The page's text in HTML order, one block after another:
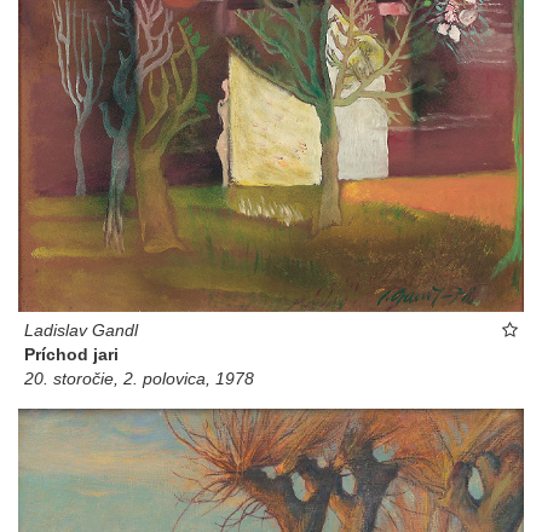
Ladislav Gandl
Príchod jari
20. storočie, 2. polovica, 1978